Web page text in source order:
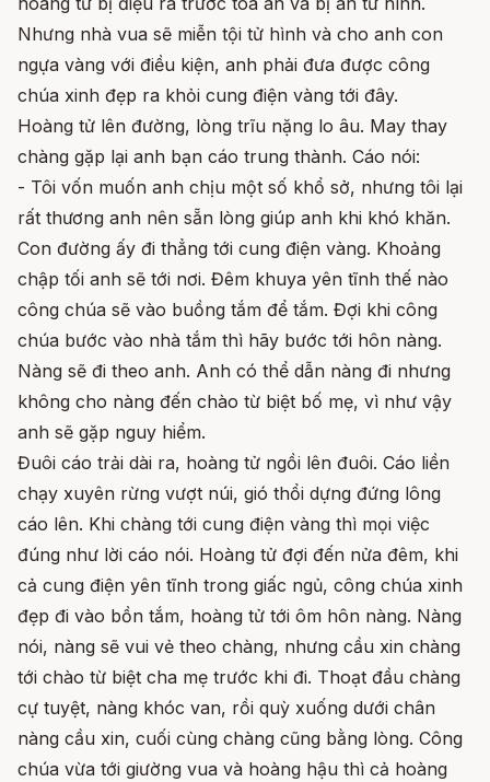
Nhưng nhà vua sẽ miễn tội tử hình và cho anh con
ngựa vàng với điều kiện, anh phải đưa được công
chúa xinh đẹp ra khỏi cung điện vàng tới đây.
Hoàng tử lên đường, lòng trĩu nặng lo âu. May thay
chàng gặp lại anh bạn cáo trung thành. Cáo nói:
- Tôi vốn muốn anh chịu một số khổ sở, nhưng tôi lại
rất thương anh nên sẵn lòng giúp anh khi khó khăn.
Con đường ấy đi thẳng tới cung điện vàng. Khoảng
chập tối anh sẽ tới nơi. Đêm khuya yên tĩnh thế nào
công chúa sẽ vào buồng tắm để tắm. Đợi khi công
chúa bước vào nhà tắm thì hãy bước tới hôn nàng.
Nàng sẽ đi theo anh. Anh có thể dẫn nàng đi nhưng
không cho nàng đến chào từ biệt bố mẹ, vì như vậy
anh sẽ gặp nguy hiểm.
Đuôi cáo trải dài ra, hoàng tử ngồi lên đuôi. Cáo liền
chạy xuyên rừng vượt núi, gió thổi dựng đứng lông
cáo lên. Khi chàng tới cung điện vàng thì mọi việc
đúng như lời cáo nói. Hoàng tử đợi đến nửa đêm, khi
cả cung điện yên tĩnh trong giấc ngủ, công chúa xinh
đẹp đi vào bồn tắm, hoàng tử tới ôm hôn nàng. Nàng
nói, nàng sẽ vui vẻ theo chàng, nhưng cầu xin chàng
tới chào từ biệt cha mẹ trước khi đi. Thoạt đầu chàng
cự tuyệt, nàng khóc van, rồi quỳ xuống dưới chân
nàng cầu xin, cuối cùng chàng cũng bằng lòng. Công
chúa vừa tới giường vua và hoàng hậu thì cả hoàng